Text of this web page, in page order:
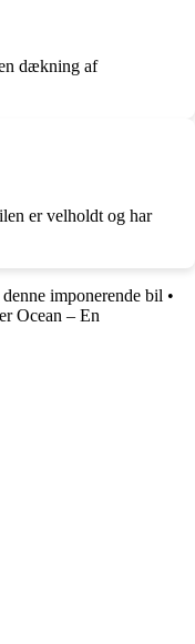
dækning af
er velholdt og har
imponerende bil •
Ocean – En